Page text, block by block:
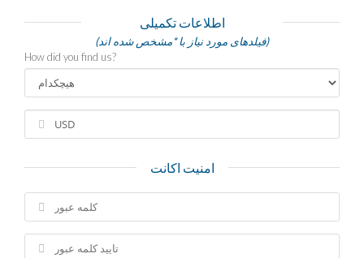
اطلاعات تکمیلی
(فیلدهای مورد نیاز با *مشخص شده اند)
How did you find us?
امنیت اکانت